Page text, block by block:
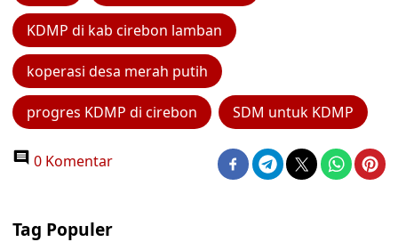
KDMP di kab cirebon lamban
koperasi desa merah putih
progres KDMP di cirebon SDM untuk KDMP
0 Komentar
Tag Populer